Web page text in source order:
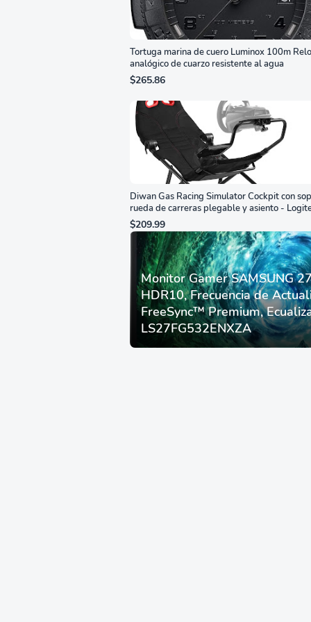
Tortuga marina de cuero Luminox 100m
analógico de cuarzo resistente al agua
$265.86
Diwan Gas Racing Simulator Cockpit con
rueda de carreras plegable y asiento -
G29/920/923/27/25, Thrustmaster
T248/X/T300RS/T150/458/TX
$209.99
Monitor Gamer SAMSUNG
HDR10, Frecuencia de
FreeSync™ Premium,
LS27FG532ENXZA